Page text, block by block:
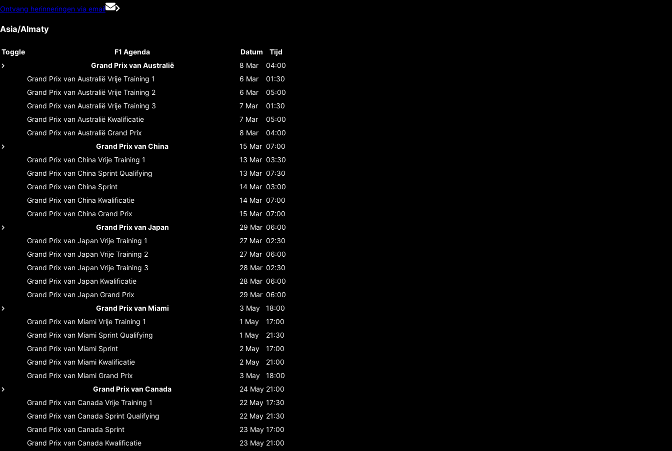
Ontvang herinneringen via email
Asia/Almaty
Toggle F1 Agenda Datum
Tijd
Grand Prix van Australië
8 Mar
04:00
Grand Prix van Australië Vrije Training 1 6 Mar
01:30
Grand Prix van Australië Vrije Training 2 6 Mar
05:00
Grand Prix van Australië Vrije Training 3 7 Mar
01:30
Grand Prix van Australië Kwalificatie 7 Mar
05:00
Grand Prix van Australië Grand Prix 8 Mar
04:00
Grand Prix van China
15 Mar 07:00
Grand Prix van China Vrije Training 1 13 Mar 03:30
Grand Prix van China Sprint Qualifying 13 Mar 07:30
Grand Prix van China Sprint 14 Mar 03:00
Grand Prix van China Kwalificatie 14 Mar 07:00
Grand Prix van China Grand Prix 15 Mar 07:00
Grand Prix van Japan
29 Mar 06:00
Grand Prix van Japan Vrije Training 1 27 Mar 02:30
Grand Prix van Japan Vrije Training 2 27 Mar 06:00
Grand Prix van Japan Vrije Training 3 28 Mar 02:30
Grand Prix van Japan Kwalificatie 28 Mar 06:00
Grand Prix van Japan Grand Prix 29 Mar 06:00
Grand Prix van Miami
3 May
18:00
Grand Prix van Miami Vrije Training 1 1 May
17:00
Grand Prix van Miami Sprint Qualifying 1 May
21:30
Grand Prix van Miami Sprint 2 May
17:00
Grand Prix van Miami Kwalificatie 2 May
21:00
Grand Prix van Miami Grand Prix 3 May
18:00
Grand Prix van Canada
24 May 21:00
Grand Prix van Canada Vrije Training 1 22 May 17:30
Grand Prix van Canada Sprint Qualifying 22 May 21:30
Grand Prix van Canada Sprint 23 May 17:00
Grand Prix van Canada Kwalificatie 23 May 21:00